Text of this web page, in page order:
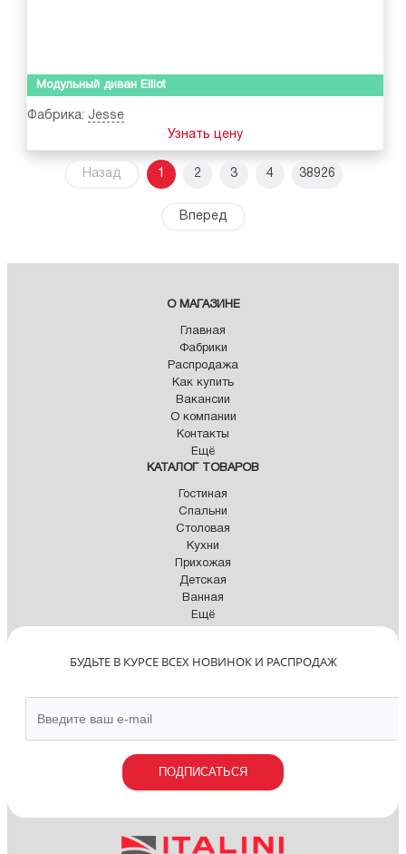
Модульный диван Elliot
Фабрика: Jesse
Узнать цену
Назад 1 2 3 4 38926
Вперед
О МАГАЗИНЕ
Главная
Фабрики
Распродажа
Как купить
Вакансии
О компании
Контакты
Ещё
КАТАЛОГ ТОВАРОВ
Гостиная
Спальни
Столовая
Кухни
Прихожая
Детская
Ванная
Ещё
БУДЬТЕ В КУРСЕ ВСЕХ НОВИНОК И РАСПРОДАЖ
ПОДПИСАТЬСЯ